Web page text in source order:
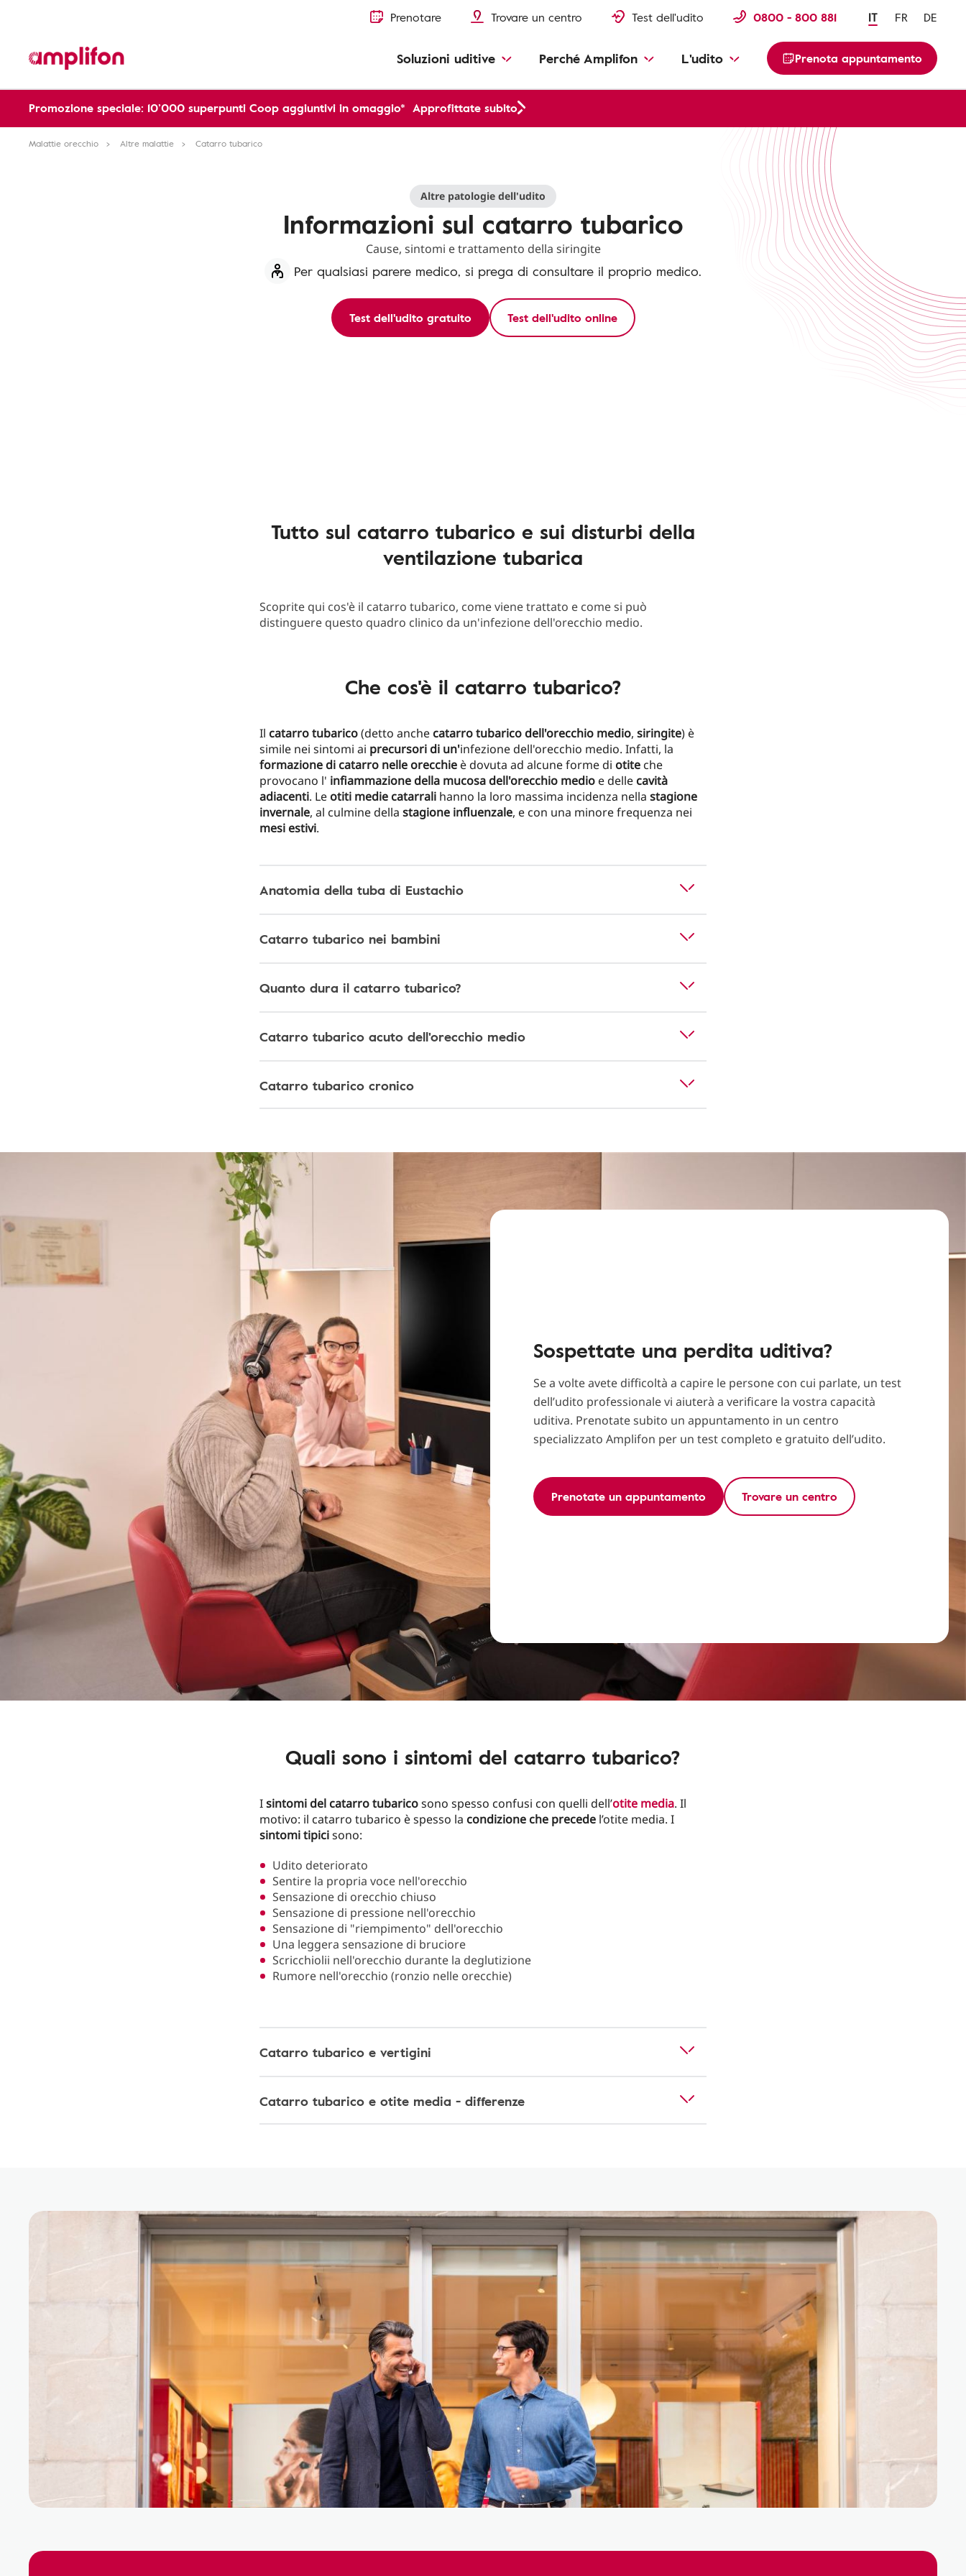
Prenotare Trovare un centro Test dell'udito 0800 - 800 881 IT FR DE
Soluzioni uditive Perché Amplifon L'udito Prenota appuntamento
Promozione speciale: 10’000 superpunti Coop aggiuntivi in omaggio* Approfittate subito
Malattie orecchio Altre malattie Catarro tubarico
Altre patologie dell'udito
Informazioni sul catarro tubarico
Cause, sintomi e trattamento della siringite
Per qualsiasi parere medico, si prega di consultare il proprio medico.
Test dell'udito gratuito Test dell'udito online
Tutto sul catarro tubarico e sui disturbi della
ventilazione tubarica
Scoprite qui cos'è il catarro tubarico, come viene trattato e come si può
distinguere questo quadro clinico da un'infezione dell'orecchio medio.
Che cos'è il catarro tubarico?
Il catarro tubarico(detto anche catarro tubarico dell'orecchio medio, siringite) è
simile nei sintomi ai precursori di un'infezione dell'orecchio medio. Infatti, la
formazione di catarro nelle orecchie è dovuta ad alcune forme di otite che
provocano l' infiammazione della mucosa dell'orecchio medio e delle cavità
adiacenti. Le otiti medie catarrali hanno la loro massima incidenza nella stagione
invernale, al culmine della stagione influenzale, e con una minore frequenza nei
mesi estivi.
Anatomia della tuba di Eustachio
Catarro tubarico nei bambini
Quanto dura il catarro tubarico?
Catarro tubarico acuto dell'orecchio medio
Catarro tubarico cronico
Sospettate una perdita uditiva?
Se a volte avete difficoltà a capire le persone con cui parlate, un test
dell’udito professionale vi aiuterà a verificare la vostra capacità
uditiva. Prenotate subito un appuntamento in un centro
specializzato Amplifon per un test completo e gratuito dell’udito.
Prenotate un appuntamento Trovare un centro
Quali sono i sintomi del catarro tubarico?
Isintomi del catarro tubaricosono spesso confusi con quelli dell’otite media. Il
motivo: il catarro tubarico è spesso la condizione che precede l’otite media. I
sintomi tipicisono:
Udito deteriorato
Sentire la propria voce nell'orecchio
Sensazione di orecchio chiuso
Sensazione di pressione nell'orecchio
Sensazione di "riempimento" dell'orecchio
Una leggera sensazione di bruciore
Scricchiolii nell'orecchio durante la deglutizione
Rumore nell'orecchio (ronzio nelle orecchie)
Catarro tubarico e vertigini
Catarro tubarico e otite media - differenze